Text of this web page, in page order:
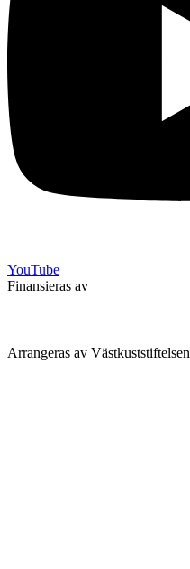
YouTube
Finansieras av
Arrangeras av Västkuststiftelsen